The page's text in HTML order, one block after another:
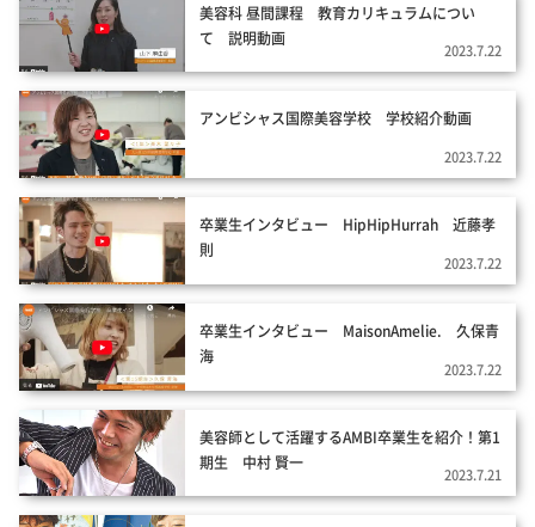
美容科 昼間課程 教育カリキュラムについ
て 説明動画
2023.7.22
アンビシャス国際美容学校 学校紹介動画
2023.7.22
卒業生インタビュー HipHipHurrah 近藤孝
則
2023.7.22
卒業生インタビュー MaisonAmelie. 久保青
海
2023.7.22
美容師として活躍するAMBI卒業生を紹介！第1
期生 中村 賢一
2023.7.21